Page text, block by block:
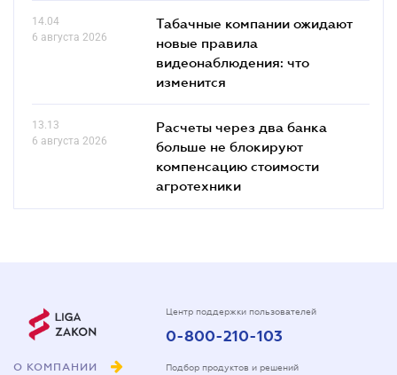
14.04
6 августа 2026
Табачные компании ожидают
новые правила
видеонаблюдения: что
изменится
13.13
6 августа 2026
Расчеты через два банка
больше не блокируют
компенсацию стоимости
агротехники
О КОМПАНИИ
Центр поддержки пользователей
0-800-210-103
Подбор продуктов и решений